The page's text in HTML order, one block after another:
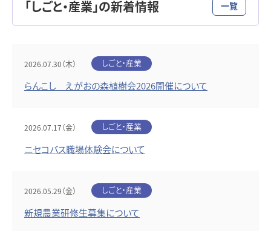
「しごと・産業」の新着情報 一覧
2026.07.30（木） しごと・産業
らんこし えがおの森植樹会2026開催について
2026.07.17（金） しごと・産業
ニセコバス職場体験会について
2026.05.29（金） しごと・産業
新規農業研修生募集について